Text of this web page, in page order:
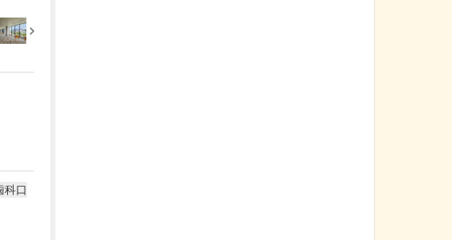
科口